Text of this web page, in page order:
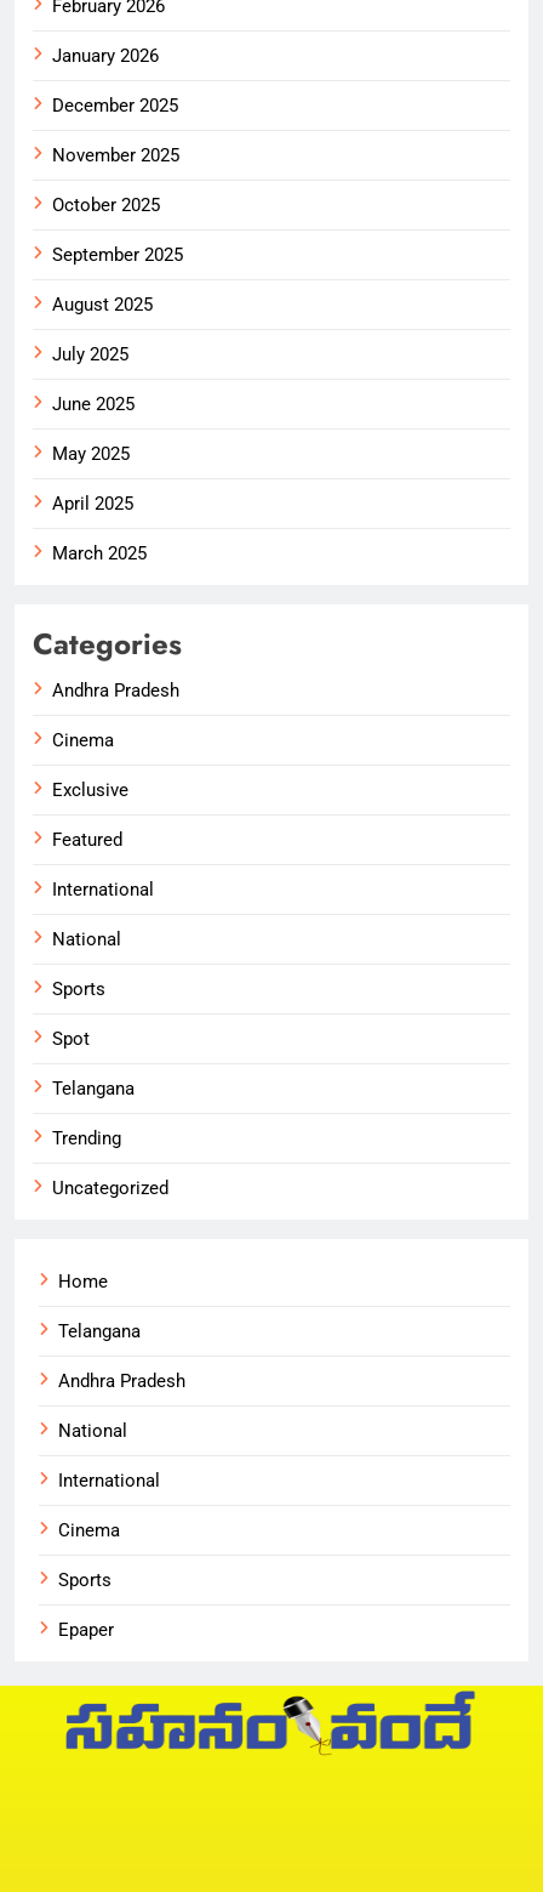
February 2026
January 2026
December 2025
November 2025
October 2025
September 2025
August 2025
July 2025
June 2025
May 2025
April 2025
March 2025
Categories
Andhra Pradesh
Cinema
Exclusive
Featured
International
National
Sports
Spot
Telangana
Trending
Uncategorized
Home
Telangana
Andhra Pradesh
National
International
Cinema
Sports
Epaper